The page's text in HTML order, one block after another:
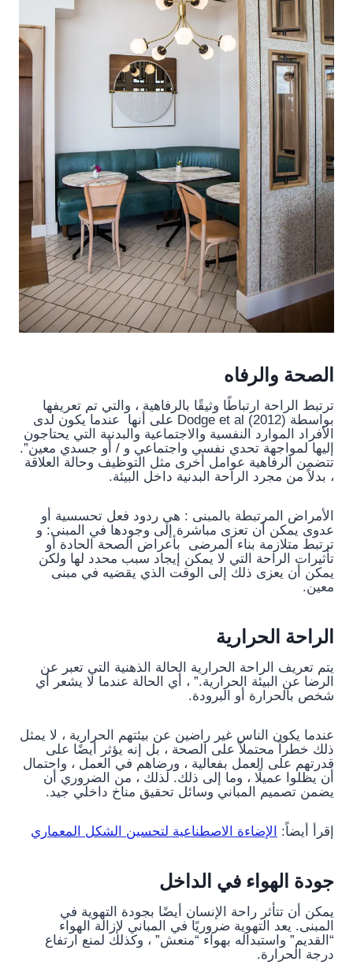
الصحة والرفاه
ترتبط الراحة ارتباطًا وثيقًا بالرفاهية ، والتي تم تعريفها
بواسطة Dodge et al (2012) على أنها عندما يكون لدى
الأفراد الموارد النفسية والاجتماعية والبدنية التي يحتاجون
إليها لمواجهة تحدي نفسي واجتماعي و / أو جسدي معين”.
تتضمن الرفاهية عوامل أخرى مثل التوظيف وحالة العلاقة
، بدلاً من مجرد الراحة البدنية داخل البيئة.
الأمراض المرتبطة بالمبنى : هي ردود فعل تحسسية أو
عدوى يمكن أن تعزى مباشرة إلى وجودها في المبنى: و
ترتبط متلازمة بناء المرضى بأعراض الصحة الحادة أو
تأثيرات الراحة التي لا يمكن إيجاد سبب محدد لها ولكن
يمكن أن يعزى ذلك إلى الوقت الذي يقضيه في مبنى
معين.
الراحة الحرارية
يتم تعريف الراحة الحرارية الحالة الذهنية التي تعبر عن
الرضا عن البيئة الحرارية.” ، أي الحالة عندما لا يشعر أي
شخص بالحرارة أو البرودة.
عندما يكون الناس غير راضين عن بيئتهم الحرارية ، لا يمثل
ذلك خطراً محتملاً على الصحة ، بل إنه يؤثر أيضًا على
قدرتهم على العمل بفعالية ، ورضاهم في العمل ، واحتمال
أن يظلوا عميلًا ، وما إلى ذلك. لذلك ، من الضروري أن
يضمن تصميم المباني وسائل تحقيق مناخ داخلي جيد.
إقرأ أيضاً: الإضاءة الاصطناعية لتحسين الشكل المعماري
جودة الهواء في الداخل
يمكن أن تتأثر راحة الإنسان أيضًا بجودة التهوية في
المبنى. يعد التهوية ضروريًا في المباني لإزالة الهواء
“القديم” واستبداله بهواء “منعش” ، وكذلك لمنع ارتفاع
درجة الحرارة.